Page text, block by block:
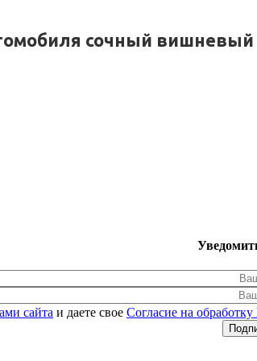
сочный вишневый
сайта и даете свое Согласие на